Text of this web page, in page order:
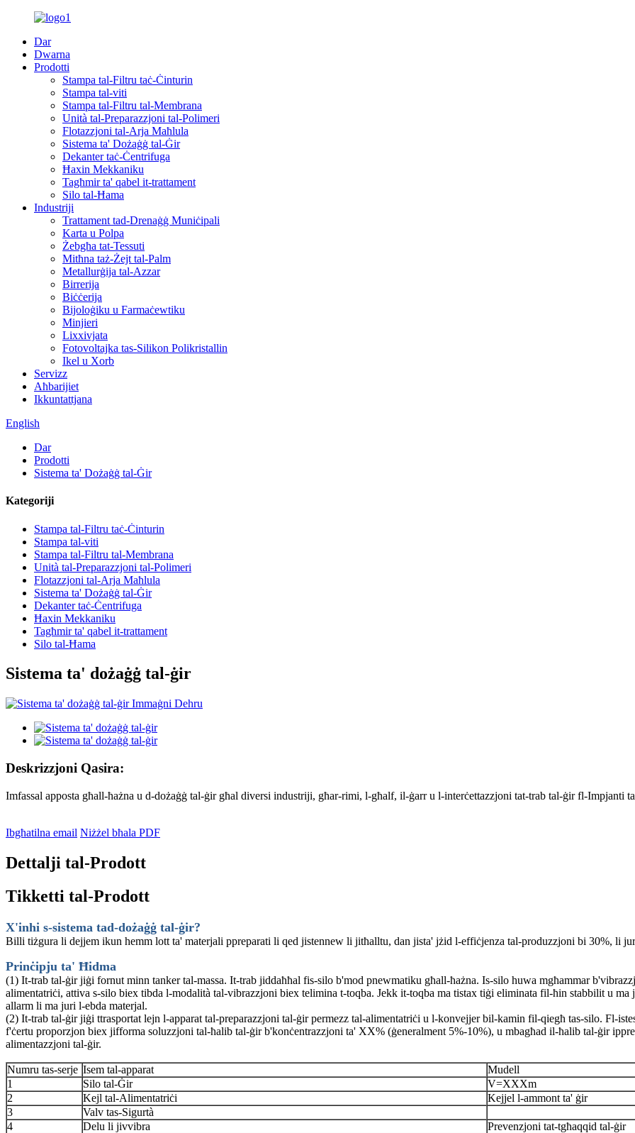
Dar
Dwarna
Prodotti
Stampa tal-Filtru taċ-Ċinturin
Stampa tal-viti
Stampa tal-Filtru tal-Membrana
Unità tal-Preparazzjoni tal-Polimeri
Flotazzjoni tal-Arja Maħlula
Sistema ta' Dożaġġ tal-Ġir
Dekanter taċ-Ċentrifuga
Ħaxin Mekkaniku
Tagħmir ta' qabel it-trattament
Silo tal-Ħama
Industriji
Trattament tad-Drenaġġ Muniċipali
Karta u Polpa
Żebgħa tat-Tessuti
Mitħna taż-Żejt tal-Palm
Metallurġija tal-Azzar
Birrerija
Biċċerija
Bijoloġiku u Farmaċewtiku
Minjieri
Lixxivjata
Fotovoltajka tas-Silikon Polikristallin
Ikel u Xorb
Servizz
Aħbarijiet
Ikkuntattjana
English
Dar
Prodotti
Sistema ta' Dożaġġ tal-Ġir
Kategoriji
Stampa tal-Filtru taċ-Ċinturin
Stampa tal-viti
Stampa tal-Filtru tal-Membrana
Unità tal-Preparazzjoni tal-Polimeri
Flotazzjoni tal-Arja Maħlula
Sistema ta' Dożaġġ tal-Ġir
Dekanter taċ-Ċentrifuga
Ħaxin Mekkaniku
Tagħmir ta' qabel it-trattament
Silo tal-Ħama
Sistema ta' dożaġġ tal-ġir
Deskrizzjoni Qasira:
Imfassal apposta għall-ħażna u d-dożaġġ tal-ġir għal diversi industriji, għar-rimi, l-għalf, il-ġarr u l-interċettazzjoni tat-trab tal-ġir fl-Impjanti
Ibgħatilna email Niżżel bħala PDF
Dettalji tal-Prodott
Tikketti tal-Prodott
X'inhi s-sistema tad-dożaġġ tal-ġir?
Billi tiżgura li dejjem ikun hemm lott ta' materjali ppreparati li qed jistennew li jitħalltu, dan jista' jżid l-effiċjenza tal-produzzjoni bi 30%, li
Prinċipju ta' Ħidma
(1) It-trab tal-ġir jiġi fornut minn tanker tal-massa. It-trab jiddaħħal fis-silo b'mod pnewmatiku għall-ħażna. Is-silo huwa mgħammar
alimentatriċi, attiva s-silo biex tibda l-modalità tal-vibrazzjoni biex telimina t-toqba. Jekk it-toqba ma tistax tiġi eliminata fil-ħin stabbilit u
allarm li ma juri l-ebda materjal.
(2) It-trab tal-ġir jiġi ttrasportat lejn l-apparat tal-preparazzjoni tal-ġir permezz tal-alimentatriċi u l-konvejjer bil-kamin fil-qiegħ tas-silo. Fl-
f'ċertu proporzjon biex jifforma soluzzjoni tal-ħalib tal-ġir b'konċentrazzjoni ta' XX% (ġeneralment 5%-10%), u mbagħad il-ħalib tal-ġir
alimentazzjoni tal-ġir.
Numru tas-serje Isem tal-apparat
Mudell
1
Silo tal-Ġir
V=XXXm
2
Kejl tal-Alimentatriċi
Kejjel l-ammont ta' ġir
3
Valv tas-Sigurtà
4
Delu li jivvibra
Prevenzjoni tat-tgħaqqid tal-ġir